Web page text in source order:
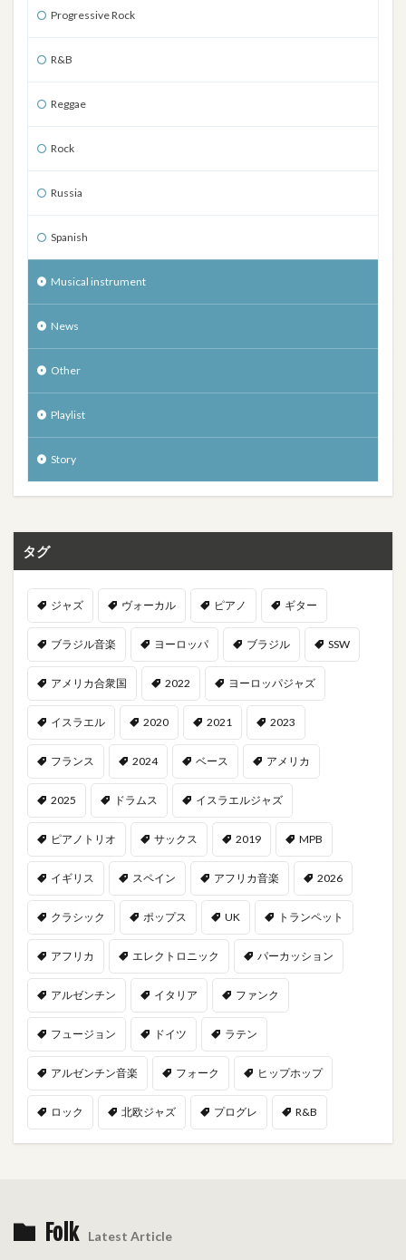
Progressive Rock
R&B
Reggae
Rock
Russia
Spanish
Musical instrument
News
Other
Playlist
Story
タグ
ジャズ ヴォーカル ピアノ ギター
ブラジル音楽 ヨーロッパ ブラジル SSW
アメリカ合衆国 2022 ヨーロッパジャズ
イスラエル 2020 2021 2023
フランス 2024 ベース アメリカ
2025 ドラムス イスラエルジャズ
ピアノトリオ サックス 2019 MPB
イギリス スペイン アフリカ音楽 2026
クラシック ポップス UK トランペット
アフリカ エレクトロニック パーカッション
アルゼンチン イタリア ファンク
フュージョン ドイツ ラテン
アルゼンチン音楽 フォーク ヒップホップ
ロック 北欧ジャズ プログレ R&B
Folk Latest Article